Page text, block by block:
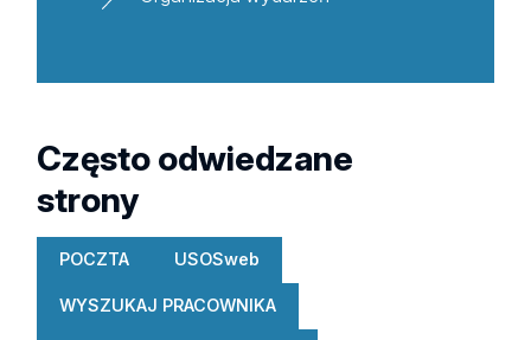
Często odwiedzane
strony
POCZTA USOSweb
WYSZUKAJ PRACOWNIKA